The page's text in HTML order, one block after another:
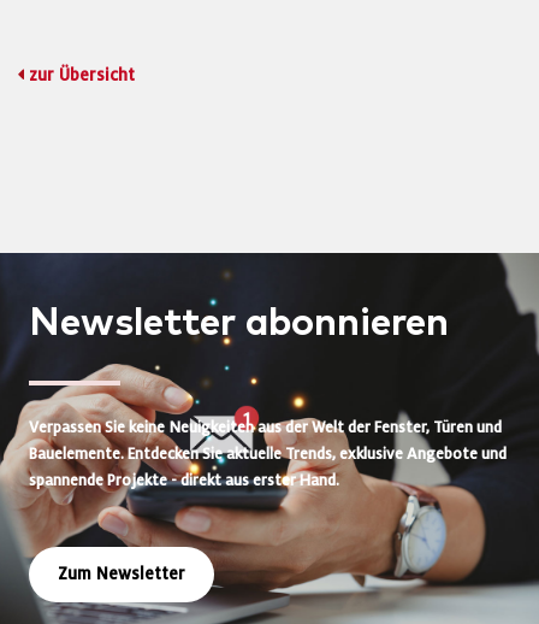
zur Übersicht
Newsletter abonnieren
Verpassen Sie keine Neuigkeiten aus der Welt der Fenster, Türen und
Bauelemente. Entdecken Sie aktuelle Trends, exklusive Angebote und
spannende Projekte - direkt aus erster Hand.
Zum Newsletter